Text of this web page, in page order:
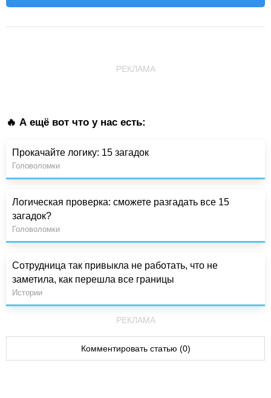
РЕКЛАМА
🔥 А ещё вот что у нас есть:
Прокачайте логику: 15 загадок
Головоломки
Логическая проверка: сможете разгадать все 15
загадок?
Головоломки
Сотрудница так привыкла не работать, что не
заметила, как перешла все границы
Истории
РЕКЛАМА
Комментировать статью (0)